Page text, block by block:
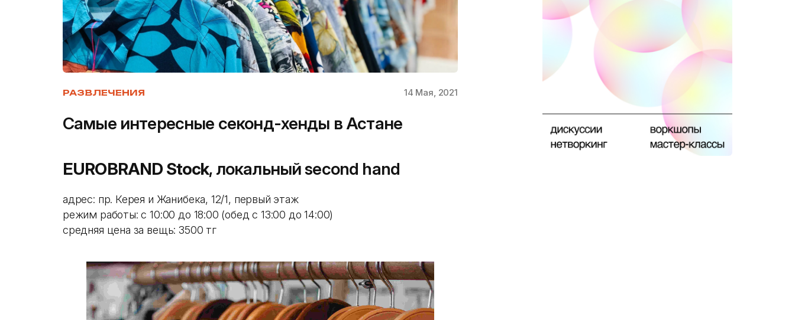
РАЗВЛЕЧЕНИЯ 14 Мая, 2021
Самые интересные секонд-хенды в Астане
EUROBRAND Stock, локальный second hand
адрес: пр. Керея и Жанибека, 12/1, первый этаж
режим работы: с 10:00 до 18:00 (обед c 13:00 до 14:00)
средняя цена за вещь: 3500 тг